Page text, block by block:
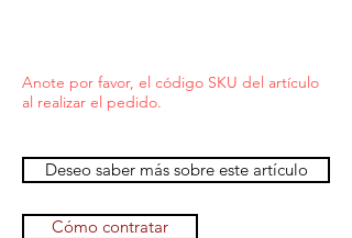
Anote por favor, el código SKU del artículo
al realizar el pedido.
Deseo saber más sobre este artículo
Cómo contratar